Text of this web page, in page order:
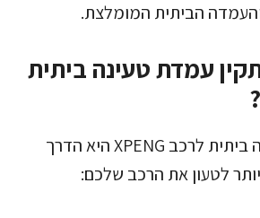
הביתית המומלצת.
עמדת טעינה ביתית
התקנת עמדת טעינה ביתית לרכב XPENG היא הדרך
לטעון את הרכב שלכם: